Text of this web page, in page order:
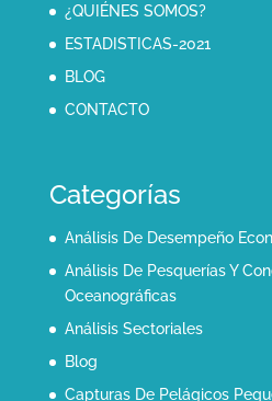
¿QUIÉNES SOMOS?
ESTADISTICAS-2021
BLOG
CONTACTO
Categorías
Análisis De Desempeño
Análisis De Pesquerías Y
Oceanográficas
Análisis Sectoriales
Blog
Capturas De Pelágicos